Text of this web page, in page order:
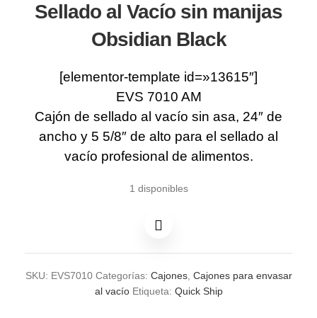
Sellado al Vacío sin manijas
Obsidian Black
[elementor-template id=»13615″]
EVS 7010 AM
Cajón de sellado al vacío sin asa, 24″ de
ancho y 5 5/8″ de alto para el sellado al
vacío profesional de alimentos.
1 disponibles
SKU: EVS7010 Categorías: Cajones, Cajones para envasar
al vacío Etiqueta: Quick Ship